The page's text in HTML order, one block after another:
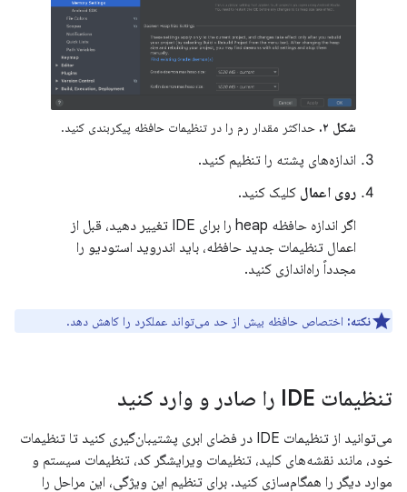
شکل ۲. حداکثر مقدار رم را در تنظیمات حافظه پیکربندی کنید.
اندازه‌های پشته را تنظیم کنید.
روی اعمال کلیک کنید.
اگر اندازه حافظه heap را برای IDE تغییر دهید، قبل از
اعمال تنظیمات جدید حافظه، باید اندروید استودیو را
مجدداً راه‌اندازی کنید.
نکته: اختصاص حافظه بیش از حد می‌تواند عملکرد را کاهش دهد.
تنظیمات IDE را صادر و وارد کنید
می‌توانید از تنظیمات IDE در فضای ابری پشتیبان‌گیری کنید تا تنظیمات
خود، مانند نقشه‌های کلید، تنظیمات ویرایشگر کد، تنظیمات سیستم و
موارد دیگر را همگام‌سازی کنید. برای تنظیم این ویژگی، این مراحل را